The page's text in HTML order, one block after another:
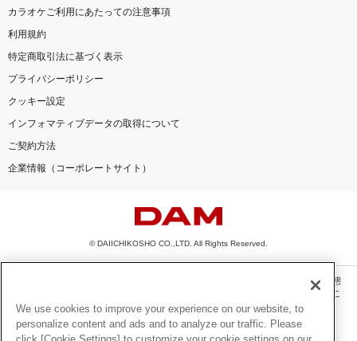
カラオケご利用にあたっての注意事項
利用規約
特定商取引法に基づく表示
プライバシーポリシー
クッキー設定
インフォマティブデータの取得について
ご契約方法
企業情報（コーポレートサイト）
© DAIICHIKOSHO CO.,LTD. All Rights Reserved.
このサイトに掲載されている一切の文章・画像・写真・動画・音声等を、手段や形態
を問わず、著作権法の定める範囲を超えて無断で複製、転載、ファイル化などするこ
とを禁じます。
楽曲及びコンテンツは、機種によりご利用いただけない場合があります。
We use cookies to improve your experience on our website, to
personalize content and ads and to analyze our traffic. Please